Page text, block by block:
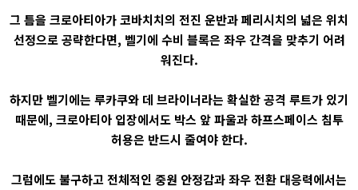
그 틈을 크로아티아가 코바치치의 전진 운반과 페리시치의 넓은 위치
선정으로 공략한다면, 벨기에 수비 블록은 좌우 간격을 맞추기 어려
워진다.
하지만 벨기에는 루카쿠와 데 브라이너라는 확실한 공격 루트가 있기
때문에, 크로아티아 입장에서도 박스 앞 파울과 하프스페이스 침투
허용은 반드시 줄여야 한다.
그럼에도 불구하고 전체적인 중원 안정감과 좌우 전환 대응력에서는